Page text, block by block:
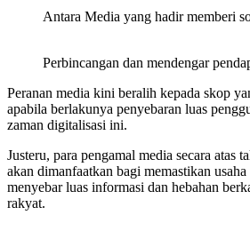
Antara Media yang hadir memberi
Perbincangan dan mendengar
Peranan media kini beralih kepada skop
apabila berlakunya penyebaran luas
zaman digitalisasi ini.
Justeru, para pengamal media secara atas
akan dimanfaatkan bagi memastikan
menyebar luas informasi dan hebahan
rakyat.